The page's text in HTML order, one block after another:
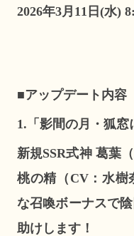
2026年3月11日(水)
■アップデート内容
1.「影間の月・狐窓
新規SSR式神 葛葉
桃の精（CV：水樹
な召喚ボーナスで
助けします！